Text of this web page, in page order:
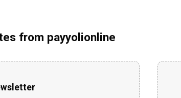
from payyolionline